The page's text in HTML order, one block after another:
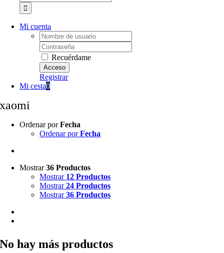
Mi cuenta
Username:
Password:
Recuérdame
Registrar
Mi cesta0
xaomi
Ordenar porFecha
Ordenar porFecha
Mostrar36 Productos
Mostrar 12 Productos
Mostrar24 Productos
Mostrar36 Productos
No hay más productos